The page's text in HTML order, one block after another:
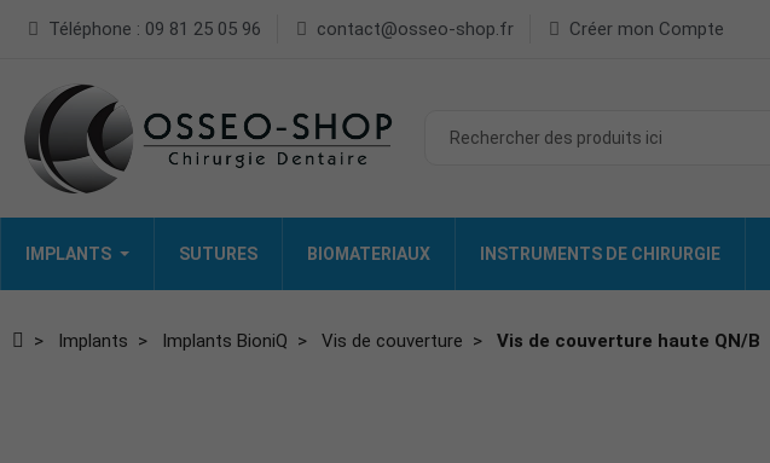
Téléphone : 09 81 25 05 96 contact@osseo-shop.fr Créer mon Compte
IMPLANTS SUTURES BIOMATERIAUX INSTRUMENTS DE CHIRURGIE
Implants Implants BioniQ Vis de couverture Vis de couverture haute QN/B